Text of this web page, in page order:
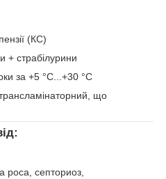
(КС)
+ страбілурини
за +5 °C...+30 °C
що
септориоз,